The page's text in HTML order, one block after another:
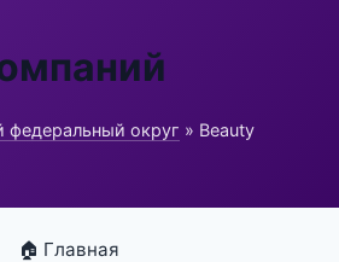
федеральный округ » Beauty
🏠 Главная